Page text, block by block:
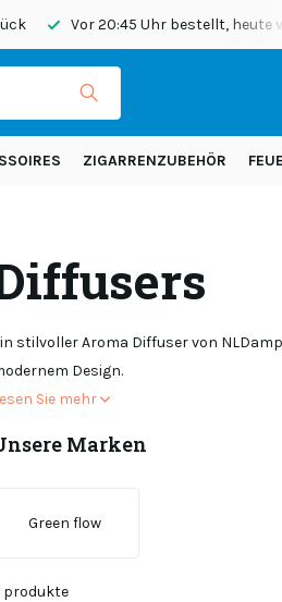
Vor 20:45 Uhr bestellt, heute
ZIGARRENZUBEHÖR
stilvoller Aroma Diffuser von
Design.
Sie mehr
Marken
Green flow
produkte